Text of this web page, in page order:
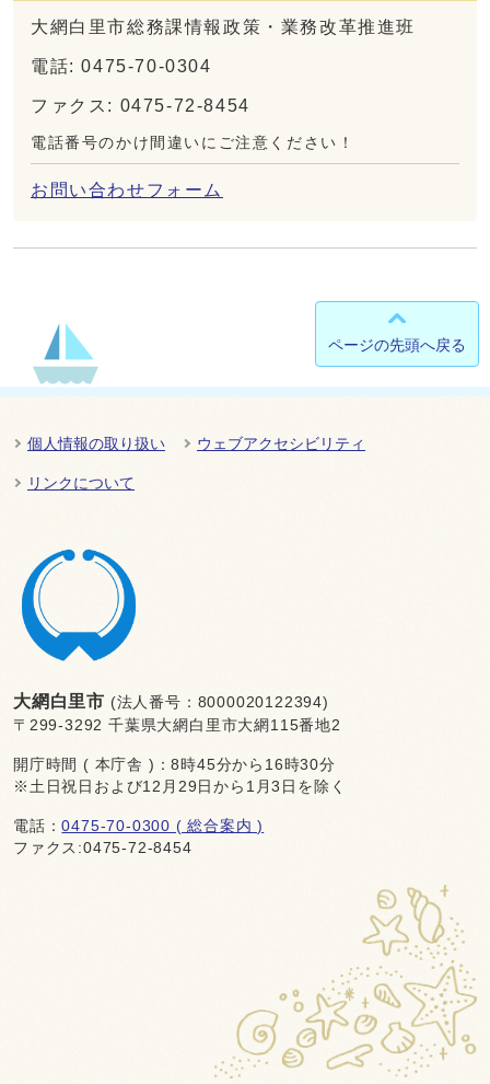
大網白里市総務課情報政策・業務改革推進班
電話: 0475-70-0304
ファクス: 0475-72-8454
電話番号のかけ間違いにご注意ください！
お問い合わせフォーム
ページの先頭へ戻る
個人情報の取り扱い ウェブアクセシビリティ
リンクについて
大網白里市 (法人番号：8000020122394)
〒299-3292 千葉県大網白里市大網115番地2
開庁時間 ( 本庁舎 )：8時45分から16時30分
※土日祝日および12月29日から1月3日を除く
電話：0475-70-0300 ( 総合案内 )
ファクス:0475-72-8454